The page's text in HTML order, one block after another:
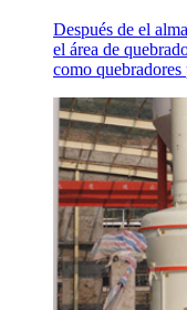
Después de el
el área de
como